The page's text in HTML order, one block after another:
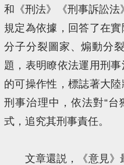
和《刑法》《刑事訴訟
規定為依據，回答了在實
分子分裂圖家、煽動分
題，表明瞭依法運用刑
的可操作性，標誌著大
刑事治理中，依法對“台
式，追究其刑事責任。
文章還説，《意見》